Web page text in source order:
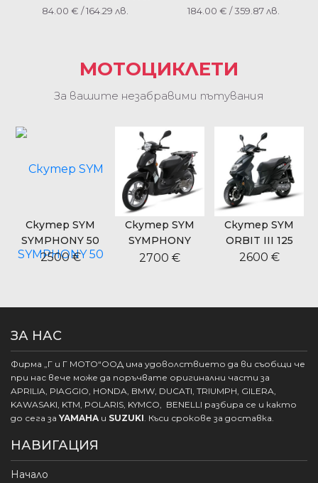
Wave Evo 10K
84.00 € / 164.29 лв.
Черно-тъмно сиво
184.00 € / 359.87 лв.
МОТОЦИКЛЕТИ
За вашите незабравими пътувания
Скутер SYM
SYMPHONY 50
2500 €
Скутер SYM
SYMPHONY
CARGO 125
2700 €
Скутер SYM
ORBIT III 125
2600 €
ЗА НАС
Фирма „Г и Г МОТО“ООД има удоволствието да ви съобщи че
при нас вече може да поръчвате оригинални части за
APRILIA, PIAGGIO, HONDA, BMW, DUCATI, TRIUMPH, GILERA,
KAWASAKI, KTM, POLARIS, KYMCO, BENELLI разбира се и както
до сега за YAMAHA и SUZUKI. Къси срокове за доставка.
НАВИГАЦИЯ
Начало